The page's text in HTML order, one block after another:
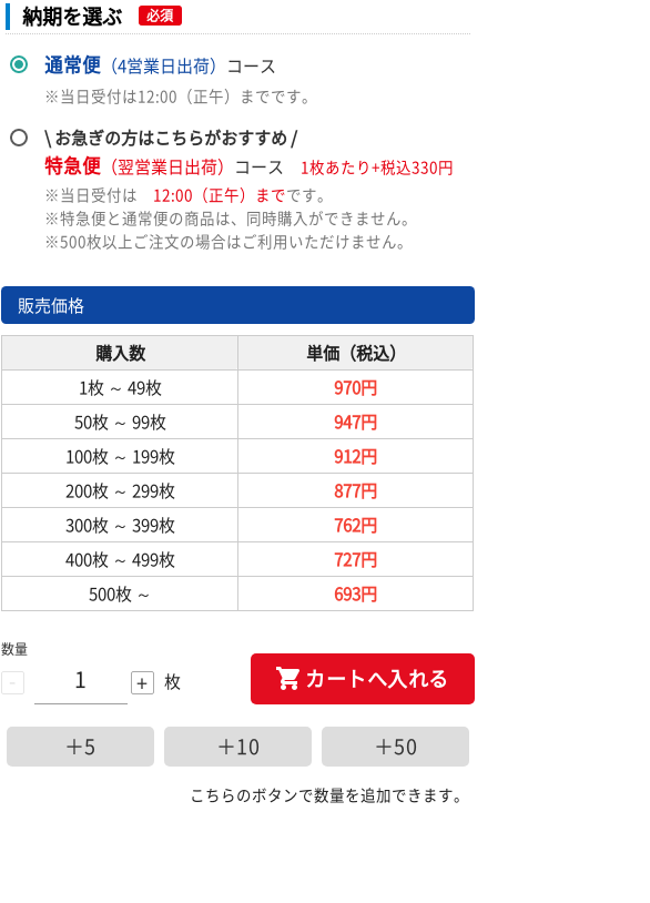
納期を選ぶ 必須
通常便（4営業日出荷） コース
※当日受付は12:00（正午）までです。
\ お急ぎの方はこちらがおすすめ /
特急便（翌営業日出荷） コース
1枚あたり+税込330円
※当日受付は 12:00（正午）までです。
※特急便と通常便の商品は、同時購入ができません。
※500枚以上ご注文の場合はご利用いただけません。
販売価格
購入数
単価（税込）
1枚 ～ 49枚
970円
50枚 ～ 99枚
947円
100枚 ～ 199枚
912円
200枚 ～ 299枚
877円
300枚 ～ 399枚
762円
400枚 ～ 499枚
727円
500枚 ～ 693円
-
数量
+ 枚 カートへ入れる
＋5 ＋10 ＋50
こちらのボタンで数量を追加できます。